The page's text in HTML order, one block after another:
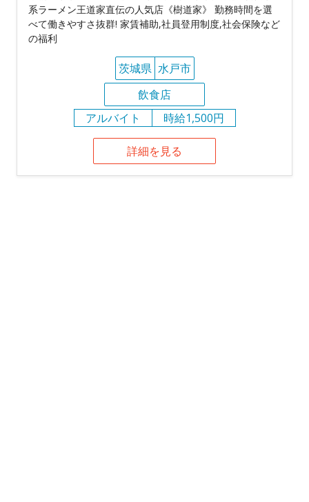
系ラーメン王道家直伝の人気店《樹道家》 勤務時間を選
べて働きやすさ抜群! 家賃補助,社員登用制度,社会保険など
の福利
茨城県 水戸市
飲食店
アルバイト
時給1,500円
詳細を見る